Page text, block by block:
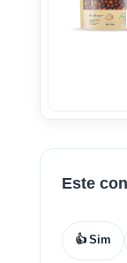
Este
👍 Sim